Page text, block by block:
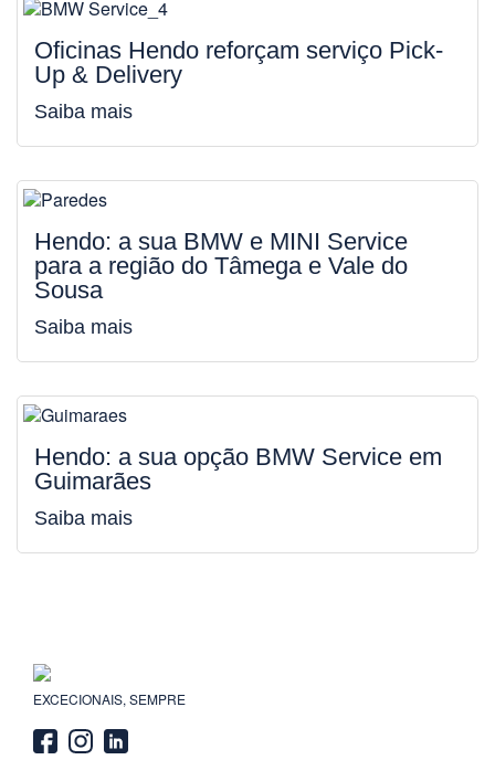
Oficinas Hendo reforçam serviço Pick-
Up & Delivery
Saiba mais
Hendo: a sua BMW e MINI Service
para a região do Tâmega e Vale do
Sousa
Saiba mais
Hendo: a sua opção BMW Service em
Guimarães
Saiba mais
EXCECIONAIS, SEMPRE